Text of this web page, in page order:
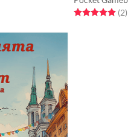
Rated 5.0 out(2)